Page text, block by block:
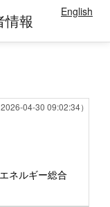
情報 English
2026-04-30 09:02:34）
ネルギー総合